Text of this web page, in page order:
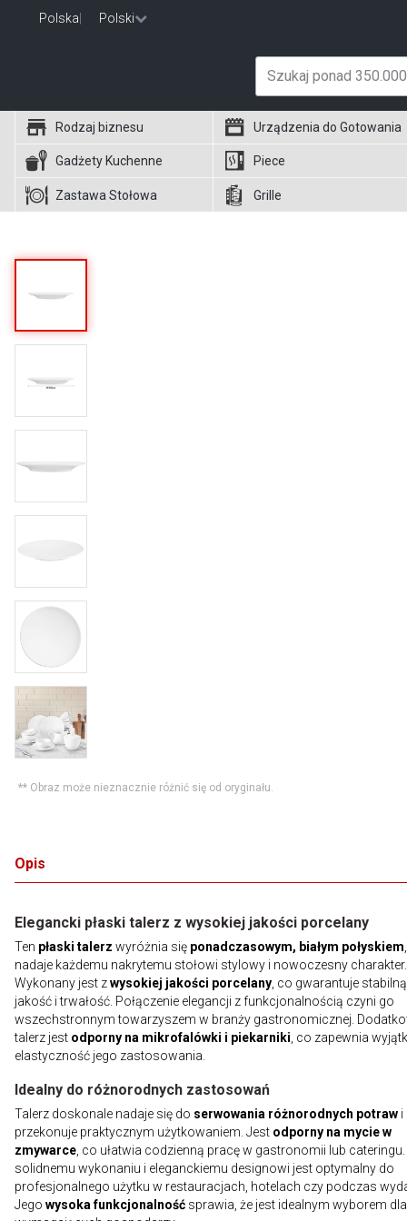
Polska Polski
Rodzaj biznesu Urządzenia do Gotowania
Gadżety Kuchenne Piece
Zastawa Stołowa Grille
** Obraz może nieznacznie różnić się od oryginału.
Opis
Elegancki płaski talerz z wysokiej jakości porcelany
Ten płaski talerz wyróżnia się ponadczasowym, białym połyskiem
nadaje każdemu nakrytemu stołowi stylowy i nowoczesny charakter.
Wykonany jest zwysokiej jakości porcelany , co gwarantuje stabilną
jakość i trwałość. Połączenie elegancji z funkcjonalnością czyni go
wszechstronnym towarzyszem w branży gastronomicznej.
talerz jest odporny na mikrofalówki i piekarniki , co zapewnia
elastyczność jego zastosowania.
Idealny do różnorodnych zastosowań
Talerz doskonale nadaje się do serwowania różnorodnych potraw i
przekonuje praktycznym użytkowaniem. Jest odporny na mycie w
zmywarce , co ułatwia codzienną pracę w gastronomii lub cateringu.
solidnemu wykonaniu i eleganckiemu designowi jest optymalny do
profesjonalnego użytku w restauracjach, hotelach czy podczas
Jego wysoka funkcjonalność sprawia, że jest idealnym wyborem dla